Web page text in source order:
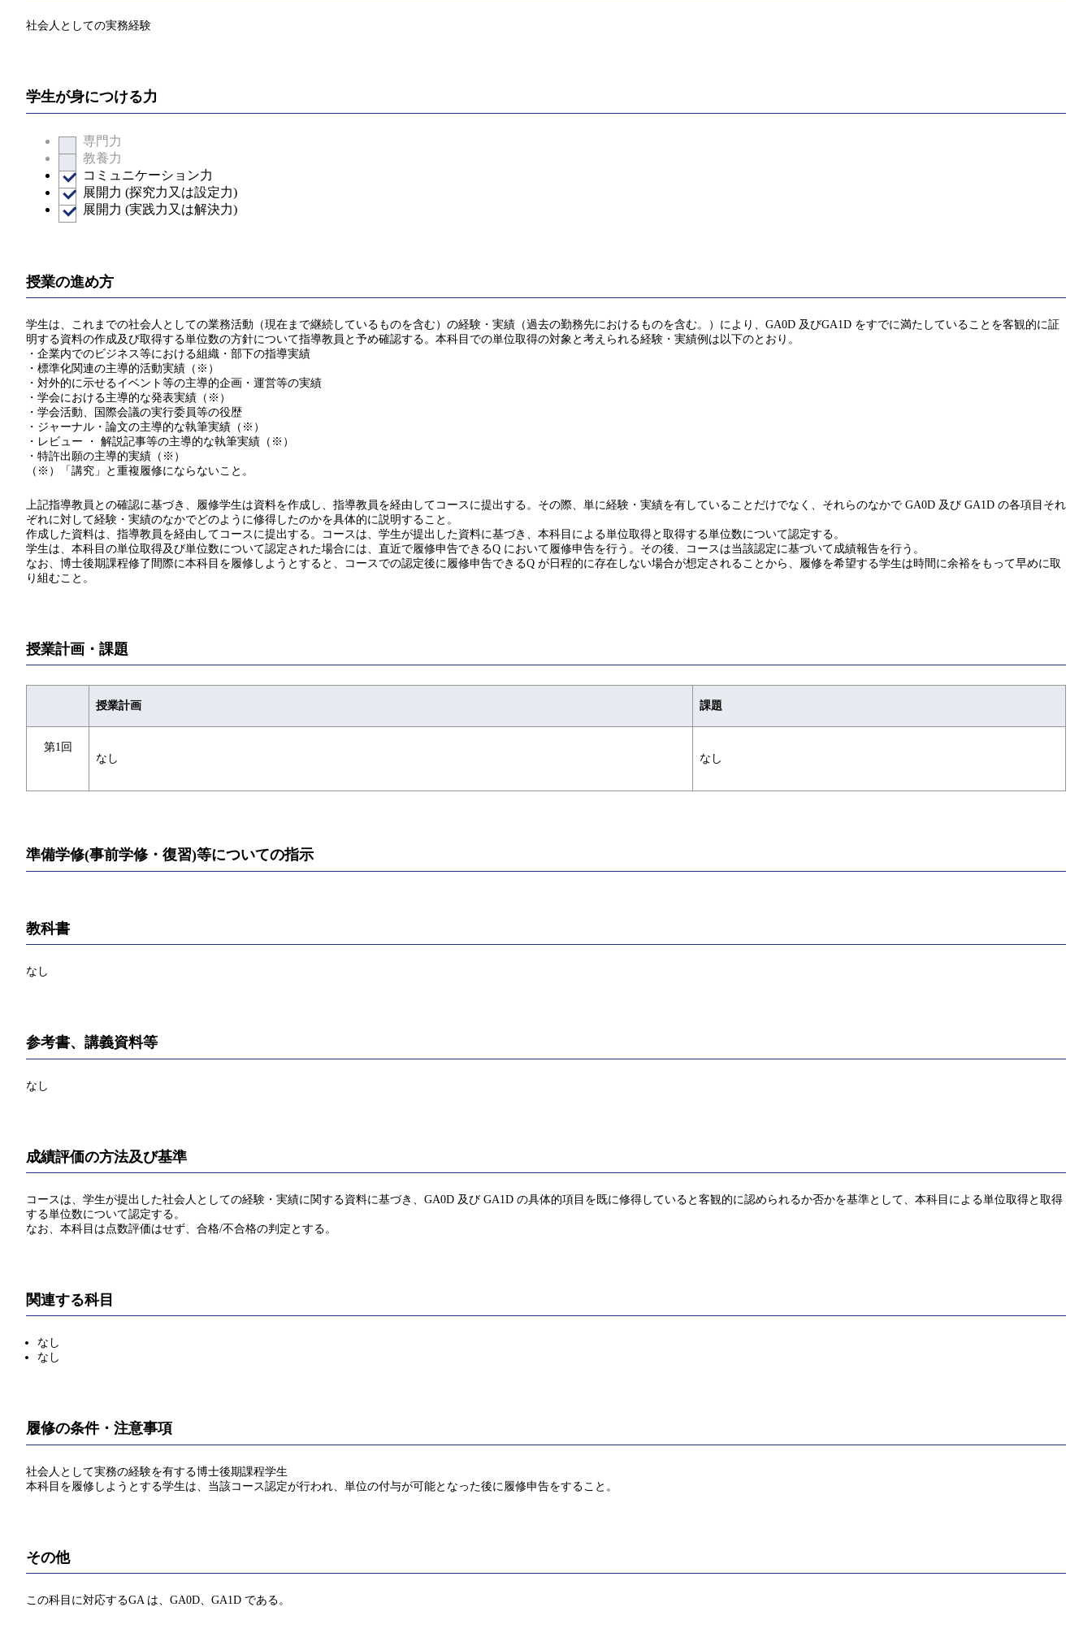
社会人としての実務経験
学生が身につける力
専門力
教養力
コミュニケーション力
展開力 (探究力又は設定力)
展開力 (実践力又は解決力)
授業の進め方
学生は、これまでの社会人としての業務活動（現在まで継続しているものを含む）の経験・実績（過去の勤務先におけるものを含む。）により、GA0D 及びGA1D をすでに満たしていることを客観的に証
明する資料の作成及び取得する単位数の方針について指導教員と予め確認する。本科目での単位取得の対象と考えられる経験・実績例は以下のとおり。
・企業内でのビジネス等における組織・部下の指導実績
・標準化関連の主導的活動実績（※）
・対外的に示せるイベント等の主導的企画・運営等の実績
・学会における主導的な発表実績（※）
・学会活動、国際会議の実行委員等の役歴
・ジャーナル・論文の主導的な執筆実績（※）
・レビュー ・ 解説記事等の主導的な執筆実績（※）
・特許出願の主導的実績（※）
（※）「講究」と重複履修にならないこと。
上記指導教員との確認に基づき、履修学生は資料を作成し、指導教員を経由してコースに提出する。その際、単に経験・実績を有していることだけでなく、それらのなかで GA0D 及び GA1D の各項目それ
ぞれに対して経験・実績のなかでどのように修得したのかを具体的に説明すること。
作成した資料は、指導教員を経由してコースに提出する。コースは、学生が提出した資料に基づき、本科目による単位取得と取得する単位数について認定する。
学生は、本科目の単位取得及び単位数について認定された場合には、直近で履修申告できるQ において履修申告を行う。その後、コースは当該認定に基づいて成績報告を行う。
なお、博士後期課程修了間際に本科目を履修しようとすると、コースでの認定後に履修申告できるQ が日程的に存在しない場合が想定されることから、履修を希望する学生は時間に余裕をもって早めに取
り組むこと。
授業計画・課題
授業計画 課題
第1回
なし
なし
準備学修(事前学修・復習)等についての指示
教科書
なし
参考書、講義資料等
なし
成績評価の方法及び基準
コースは、学生が提出した社会人としての経験・実績に関する資料に基づき、GA0D 及び GA1D の具体的項目を既に修得していると客観的に認められるか否かを基準として、本科目による単位取得と取得
する単位数について認定する。
なお、本科目は点数評価はせず、合格/不合格の判定とする。
関連する科目
なし
なし
履修の条件・注意事項
社会人として実務の経験を有する博士後期課程学生
本科目を履修しようとする学生は、当該コース認定が行われ、単位の付与が可能となった後に履修申告をすること。
その他
この科目に対応するGA は、GA0D、GA1D である。